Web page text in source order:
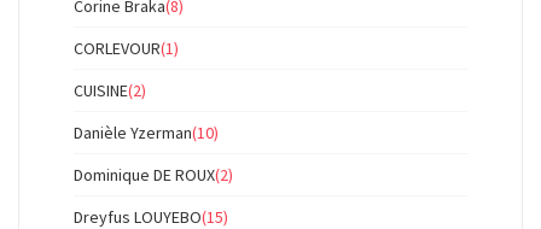
Corine Braka(8)
CORLEVOUR(1)
CUISINE(2)
Danièle Yzerman(10)
Dominique DE ROUX(2)
Dreyfus LOUYEBO(15)